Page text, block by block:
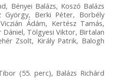
Bényei Balázs, Koszó Balázs
György, Berki Péter, Borbély
Ádám, Kertész Tamás,
Dániel, Tölgyesi Viktor, Birtalan
Zsolt, Király Patrik, Balogh
(55. perc), Balázs Richárd